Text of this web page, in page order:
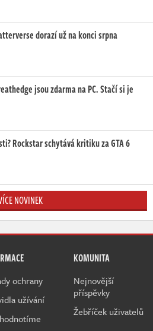
dorazí už na konci srpna
jsou zdarma na PC. Stačí si je
Rockstar schytává kritiku za GTA 6
NOVINEK
ochrany
užívání
KOMUNITA
Nejnovější
příspěvky
Žebříček uživatelů